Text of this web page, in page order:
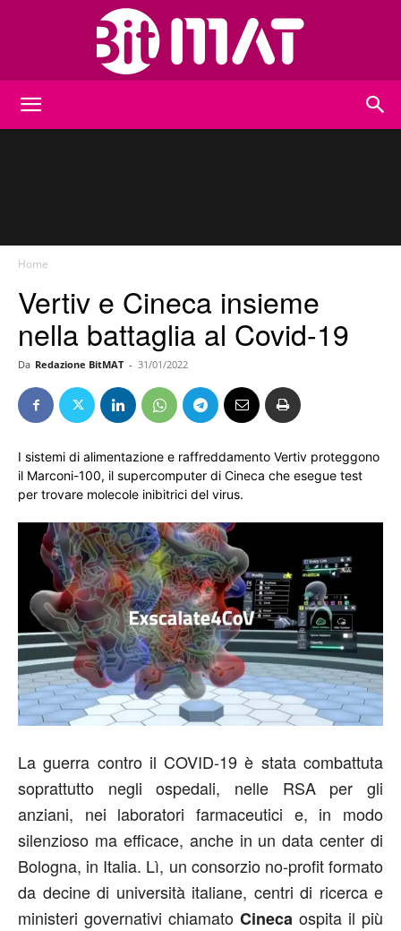
Home
Vertiv e Cineca insieme
nella battaglia al Covid-19
Da Redazione BitMAT - 31/01/2022
I sistemi di alimentazione e raffreddamento Vertiv proteggono
il Marconi-100, il supercomputer di Cineca che esegue test
per trovare molecole inibitrici del virus.
La guerra contro il COVID-19 è stata combattuta
soprattutto negli ospedali, nelle RSA per gli
anziani, nei laboratori farmaceutici e, in modo
silenzioso ma efficace, anche in un data center di
Bologna, in Italia. Lì, un consorzio no-profit formato
da decine di università italiane, centri di ricerca e
ministeri governativi chiamato Cineca ospita il più